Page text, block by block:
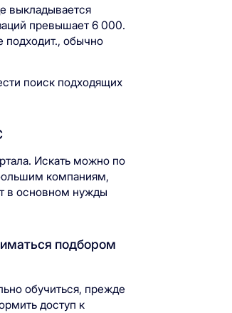
выкладывается
превышает 6 000.
подходит., обычно
поиск подходящих
Искать можно по
компаниям,
в основном нужды
подбором
обучиться, прежде
доступ к